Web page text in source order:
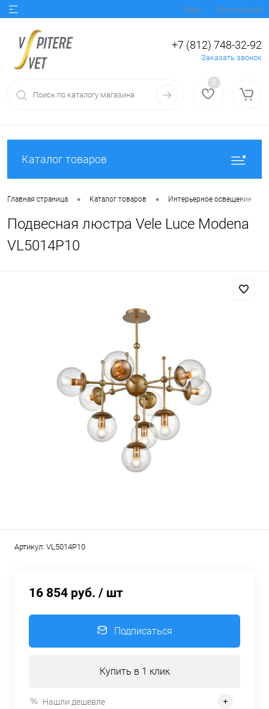
Вход Регистрация
+7 (812) 748-32-92
Заказать звонок
0
Каталог товаров
Главная страница • Каталог товаров • Интерьерное освещение
Подвесная люстра Vele Luce Modena
VL5014P10
Артикул: VL5014P10
16 854 руб. / шт
Подписаться
Купить в 1 клик
Нашли дешевле